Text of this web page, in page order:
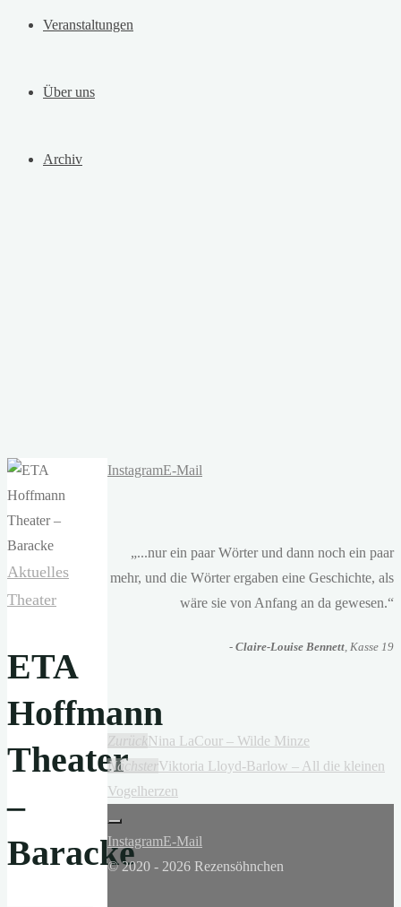
Veranstaltungen
Über uns
Archiv
Aktuelles
Theater
ETA
Hoffmann
Theater
–
Baracke
InstagramE-Mail
„...nur ein paar Wörter und dann noch ein paar
mehr, und die Wörter ergaben eine Geschichte, als
wäre sie von Anfang an da gewesen.“
- Claire-Louise Bennett, Kasse 19
ZurückNina LaCour – Wilde Minze
NächsterViktoria Lloyd-Barlow – All die kleinen
Vogelherzen
InstagramE-Mail
© 2020 - 2026 Rezensöhnchen